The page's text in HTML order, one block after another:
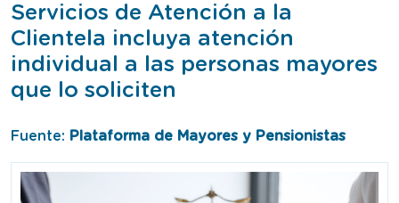
Servicios de Atención a la
Clientela incluya atención
individual a las personas mayores
que lo soliciten
Fuente: Plataforma de Mayores y Pensionistas